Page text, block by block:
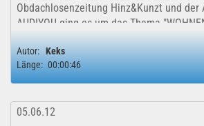
Obdachlosenzeitung Hinz&Kunzt und der
AUDIYOU ging es um das Thema
die Beiträge geehrt. Den ersten Platz
Autor: Keks
Länge: 00:00:46
05.06.12